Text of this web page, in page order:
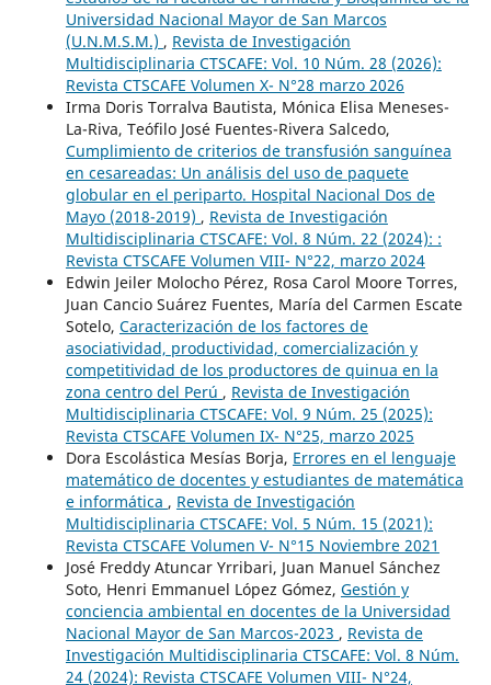
Universidad Nacional Mayor de San Marcos
(U.N.M.S.M.) , Revista de Investigación
Multidisciplinaria CTSCAFE: Vol. 10 Núm. 28 (2026):
Revista CTSCAFE Volumen X- N°28 marzo 2026
Irma Doris Torralva Bautista, Mónica Elisa Meneses-
La-Riva, Teófilo José Fuentes-Rivera Salcedo,
Cumplimiento de criterios de transfusión sanguínea
en cesareadas: Un análisis del uso de paquete
globular en el periparto. Hospital Nacional Dos de
Mayo (2018-2019) , Revista de Investigación
Multidisciplinaria CTSCAFE: Vol. 8 Núm. 22 (2024): :
Revista CTSCAFE Volumen VIII- N°22, marzo 2024
Edwin Jeiler Molocho Pérez, Rosa Carol Moore Torres,
Juan Cancio Suárez Fuentes, María del Carmen Escate
Sotelo, Caracterización de los factores de
asociatividad, productividad, comercialización y
competitividad de los productores de quinua en la
zona centro del Perú , Revista de Investigación
Multidisciplinaria CTSCAFE: Vol. 9 Núm. 25 (2025):
Revista CTSCAFE Volumen IX- N°25, marzo 2025
Dora Escolástica Mesías Borja, Errores en el lenguaje
matemático de docentes y estudiantes de matemática
e informática , Revista de Investigación
Multidisciplinaria CTSCAFE: Vol. 5 Núm. 15 (2021):
Revista CTSCAFE Volumen V- N°15 Noviembre 2021
José Freddy Atuncar Yrribari, Juan Manuel Sánchez
Soto, Henri Emmanuel López Gómez, Gestión y
conciencia ambiental en docentes de la Universidad
Nacional Mayor de San Marcos-2023 , Revista de
Investigación Multidisciplinaria CTSCAFE: Vol. 8 Núm.
24 (2024): Revista CTSCAFE Volumen VIII- N°24,